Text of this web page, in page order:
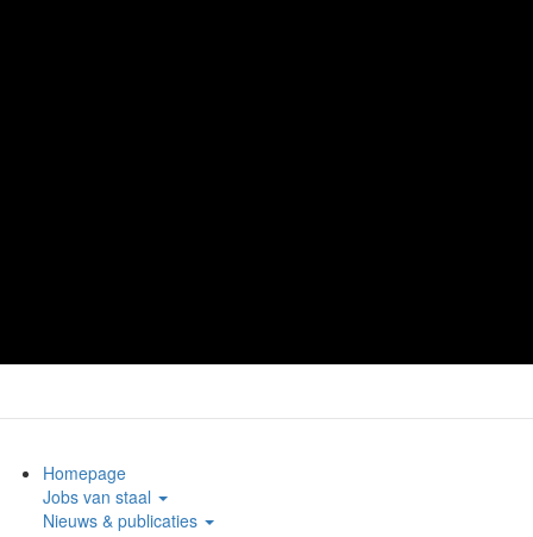
Homepage
Jobs van staal
Nieuws & publicaties